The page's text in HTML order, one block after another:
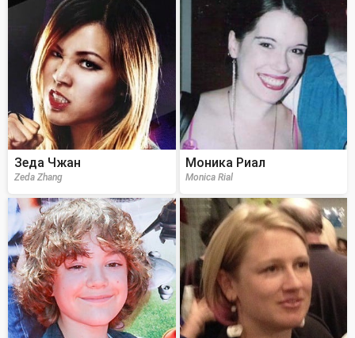
Зеда Чжан
Zeda Zhang
Моника Риал
Monica Rial